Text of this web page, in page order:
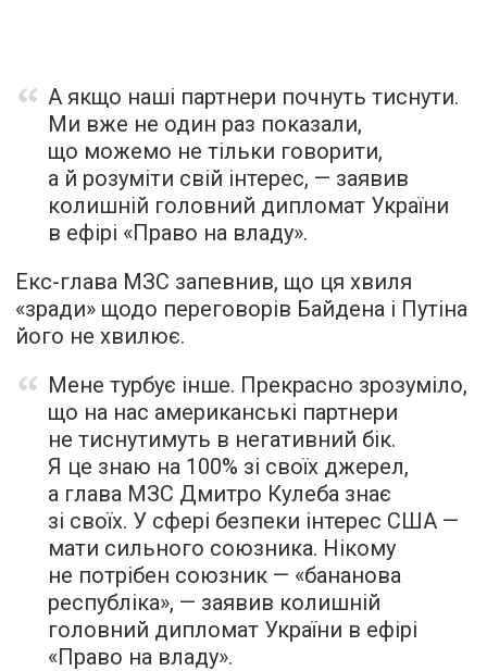
А якщо наші партнери почнуть тиснути.
Ми вже не один раз показали,
що можемо не тільки говорити,
а й розуміти свій інтерес, — заявив
колишній головний дипломат України
в ефірі «Право на владу».
Екс-глава МЗС запевнив, що ця хвиля
«зради» щодо переговорів Байдена і Путіна
його не хвилює.
Мене турбує інше. Прекрасно зрозуміло,
що на нас американські партнери
не тиснутимуть в негативний бік.
Я це знаю на 100% зі своїх джерел,
а глава МЗС Дмитро Кулеба знає
зі своїх. У сфері безпеки інтерес США —
мати сильного союзника. Нікому
не потрібен союзник — «бананова
республіка», — заявив колишній
головний дипломат України в ефірі
«Право на владу».